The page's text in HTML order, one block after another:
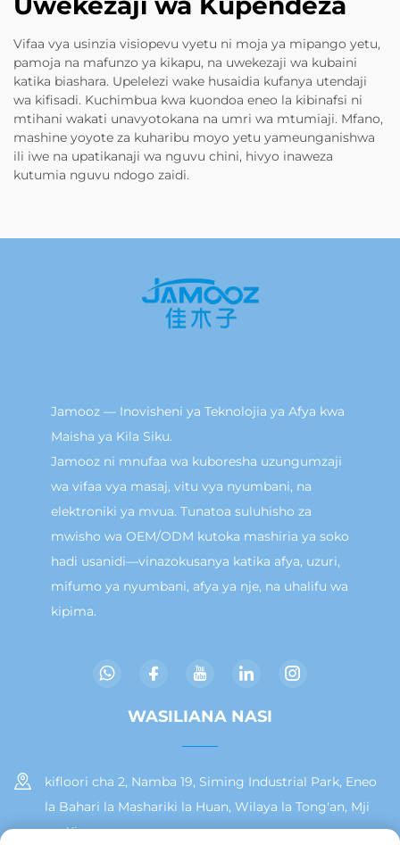
Vifaa vya usinzia visiopevu vyetu ni moja ya mipango yetu,
pamoja na mafunzo ya kikapu, na uwekezaji wa kubaini
katika biashara. Upelelezi wake husaidia kufanya utendaji
wa kifisadi. Kuchimbua kwa kuondoa eneo la kibinafsi ni
mtihani wakati unavyotokana na umri wa mtumiaji. Mfano,
mashine yoyote za kuharibu moyo yetu yameunganishwa
ili iwe na upatikanaji wa nguvu chini, hivyo inaweza
kutumia nguvu ndogo zaidi.
Jamooz — Inovisheni ya Teknolojia ya Afya kwa
Maisha ya Kila Siku.
Jamooz ni mnufaa wa kuboresha uzungumzaji
wa vifaa vya masaj, vitu vya nyumbani, na
elektroniki ya mvua. Tunatoa suluhisho za
mwisho wa OEM/ODM kutoka mashiria ya soko
hadi usanidi—vinazokusanya katika afya, uzuri,
mifumo ya nyumbani, afya ya nje, na uhalifu wa
kipima.
WASILIANA NASI
kifloori cha 2, Namba 19, Siming Industrial Park, Eneo
la Bahari la Mashariki la Huan, Wilaya la Tong'an, Mji
wa Xiamen